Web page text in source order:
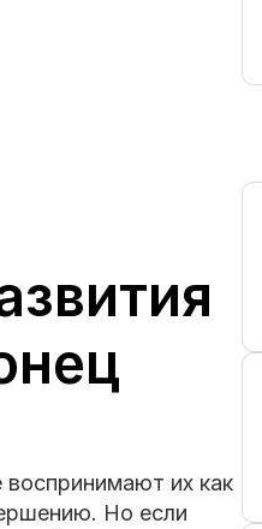
воспринимают их как
Но если